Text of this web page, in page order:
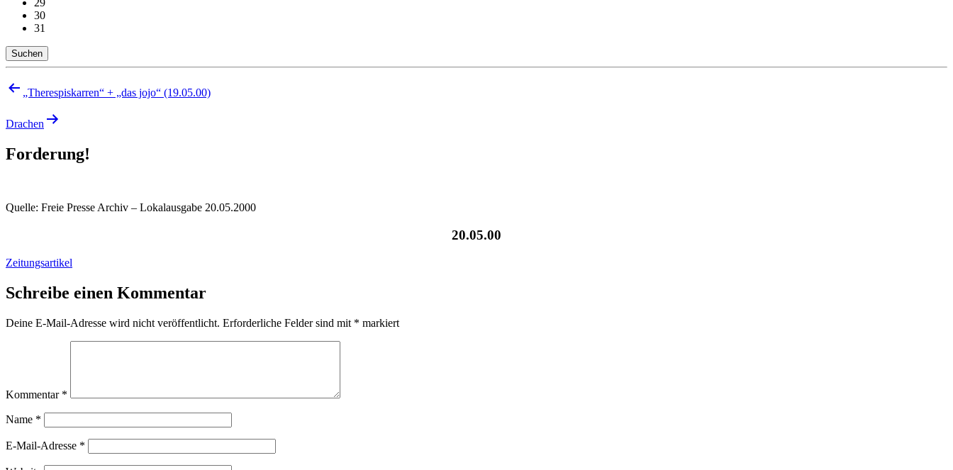
30
31
Suchen
Beitragsnavigation
„Therespiskarren“ + „das jojo“ (19.05.00)
Drachen
Forderung!
Quelle: Freie Presse Archiv – Lokalausgabe 20.05.2000
20.05.00
Zeitungsartikel
Schreibe einen Kommentar
Deine E-Mail-Adresse wird nicht veröffentlicht. Erforderliche Felder sind mit * markiert
Kommentar *
Name *
E-Mail-Adresse *